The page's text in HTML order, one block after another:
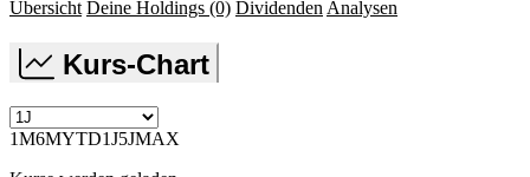
Übersicht Deine Holdings (0) Dividenden Analysen
Kurs-Chart
1M6MYTD1J5JMAX